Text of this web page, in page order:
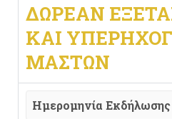
ΔΩΡΕΆΝ
ΚΑΙ
ΜΑΣΤΏΝ
Ημερομηνία Εκδήλωσης